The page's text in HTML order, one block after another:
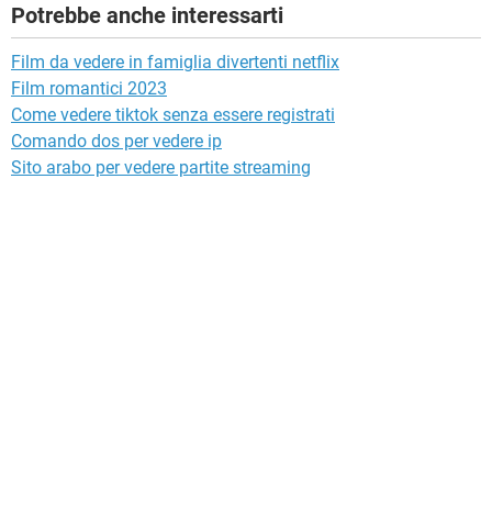
Potrebbe anche interessarti
Film da vedere in famiglia divertenti netflix
Film romantici 2023
Come vedere tiktok senza essere registrati
Comando dos per vedere ip
Sito arabo per vedere partite streaming